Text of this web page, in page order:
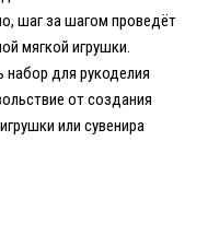
шаг за шагом проведёт
мягкой игрушки.
для рукоделия
от создания
или сувенира